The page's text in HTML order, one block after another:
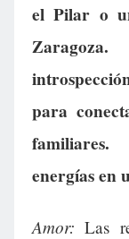
el Pilar o
para
energías en
Amor: Las